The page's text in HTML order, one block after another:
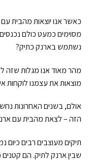
כאשר אנו יוצאות מהבית
מסוימים כמעט כולם
נשתמש בארנק כתיק?
מהר מאוד אנו מגלות שזה
מוצאות את עצמנו לוקחות
אולם, בשנים האחרונות
הזה – לצאת מהבית עם
תיקים מעוצבים רבים
שבין ארנק לתיק. הם